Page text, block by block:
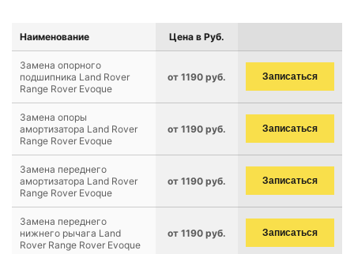
Наименование Цена в Руб.
Замена опорного
подшипника Land Rover
Range Rover Evoque
от 1190 руб. Записаться
Замена опоры
амортизатора Land Rover
Range Rover Evoque
от 1190 руб. Записаться
Замена переднего
амортизатора Land Rover
Range Rover Evoque
от 1190 руб. Записаться
Замена переднего
нижнего рычага Land
Rover Range Rover Evoque
от 1190 руб. Записаться